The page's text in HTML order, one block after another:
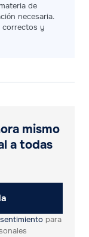
de
necesaria.
correctos y
mismo
a todas
para